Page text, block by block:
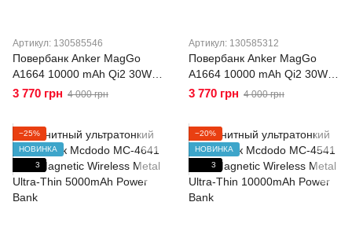
Артикул: 130585546
Повербанк Anker MagGo
A1664 10000 mAh Qi2 30W,
магнитный Power Bank с
(MagSafe) и Android White
3 770 грн 4 000 грн
Артикул: 130585312
Повербанк Anker MagGo
A1664 10000 mAh Qi2 30W,
магнитный Power Bank с
(MagSafe) и Android Black
3 770 грн 4 000 грн
−25%
НОВИНКА
3
−20%
НОВИНКА
3